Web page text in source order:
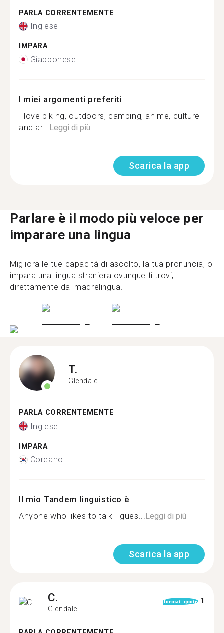
PARLA CORRENTEMENTE
Inglese
IMPARA
Giapponese
I miei argomenti preferiti
I love biking, outdoors, camping, anime, culture
and ar... Leggi di più
Scarica la app
Parlare è il modo più veloce per
imparare una lingua
Migliora le tue capacità di ascolto, la tua pronuncia, o
impara una lingua straniera ovunque ti trovi,
direttamente dai madrelingua.
T.
Glendale
PARLA CORRENTEMENTE
Inglese
IMPARA
Coreano
Il mio Tandem linguistico è
Anyone who likes to talk I gues...Leggi di più
Scarica la app
C.
Glendale
format_quote 1